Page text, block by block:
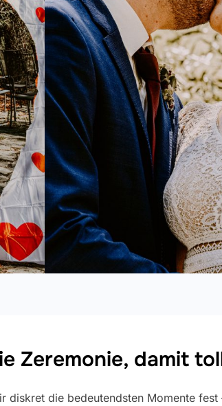
Zeremonie, damit
diskret die bedeutendsten Momente